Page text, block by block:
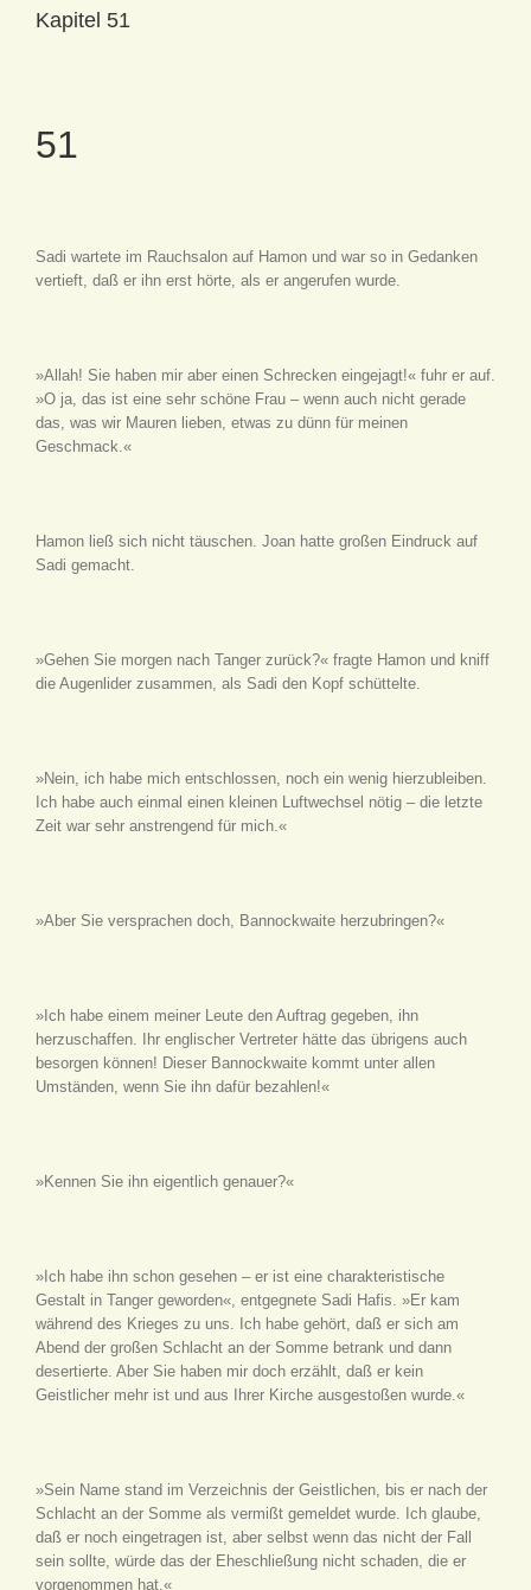
Kapitel 51
51
Sadi wartete im Rauchsalon auf Hamon und war so in Gedanken
vertieft, daß er ihn erst hörte, als er angerufen wurde.
»Allah! Sie haben mir aber einen Schrecken eingejagt!« fuhr er auf.
»O ja, das ist eine sehr schöne Frau – wenn auch nicht gerade
das, was wir Mauren lieben, etwas zu dünn für meinen
Geschmack.«
Hamon ließ sich nicht täuschen. Joan hatte großen Eindruck auf
Sadi gemacht.
»Gehen Sie morgen nach Tanger zurück?« fragte Hamon und kniff
die Augenlider zusammen, als Sadi den Kopf schüttelte.
»Nein, ich habe mich entschlossen, noch ein wenig hierzubleiben.
Ich habe auch einmal einen kleinen Luftwechsel nötig – die letzte
Zeit war sehr anstrengend für mich.«
»Aber Sie versprachen doch, Bannockwaite herzubringen?«
»Ich habe einem meiner Leute den Auftrag gegeben, ihn
herzuschaffen. Ihr englischer Vertreter hätte das übrigens auch
besorgen können! Dieser Bannockwaite kommt unter allen
Umständen, wenn Sie ihn dafür bezahlen!«
»Kennen Sie ihn eigentlich genauer?«
»Ich habe ihn schon gesehen – er ist eine charakteristische
Gestalt in Tanger geworden«, entgegnete Sadi Hafis. »Er kam
während des Krieges zu uns. Ich habe gehört, daß er sich am
Abend der großen Schlacht an der Somme betrank und dann
desertierte. Aber Sie haben mir doch erzählt, daß er kein
Geistlicher mehr ist und aus Ihrer Kirche ausgestoßen wurde.«
»Sein Name stand im Verzeichnis der Geistlichen, bis er nach der
Schlacht an der Somme als vermißt gemeldet wurde. Ich glaube,
daß er noch eingetragen ist, aber selbst wenn das nicht der Fall
sein sollte, würde das der Eheschließung nicht schaden, die er
vorgenommen hat.«